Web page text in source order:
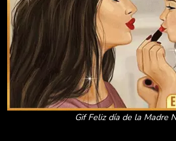
Gif Feliz día de la Madre